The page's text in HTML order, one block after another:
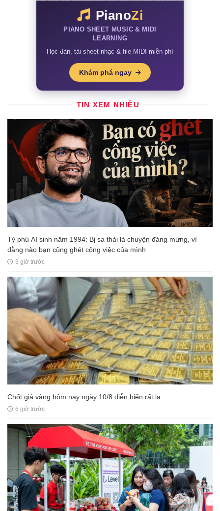
PianoZi
PIANO SHEET MUSIC & MIDI
LEARNING
Học đàn, tải sheet nhạc & file MIDI miễn phí
Khám phá ngay
TIN XEM NHIỀU
Tỷ phú AI sinh năm 1994: Bị sa thải là chuyện đáng mừng, vì
đằng nào bạn cũng ghét công việc của mình
3 giờ trước
Chốt giá vàng hôm nay ngày 10/8 diễn biến rất lạ
6 giờ trước